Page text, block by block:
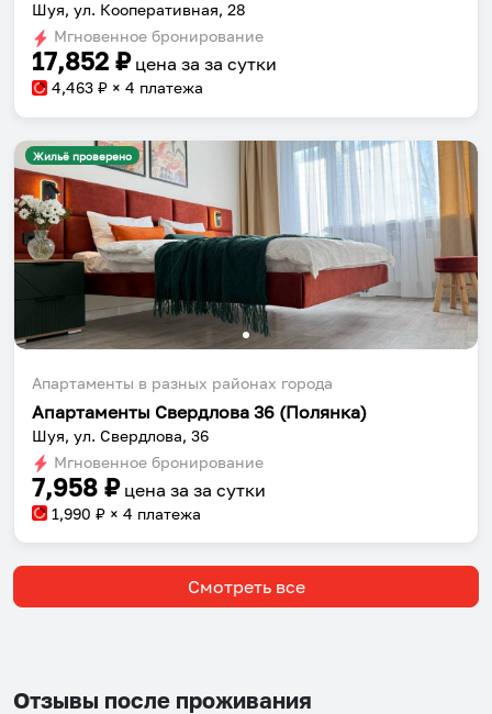
Шуя, ул. Кооперативная, 28
Мгновенное бронирование
17,852 ₽ цена за за сутки
4,463 ₽ × 4 платежа
Жильё проверено
Апартаменты в разных районах города
Апартаменты Свердлова 36 (Полянка)
Шуя, ул. Свердлова, 36
Мгновенное бронирование
7,958 ₽ цена за за сутки
1,990 ₽ × 4 платежа
Смотреть все
Отзывы после проживания